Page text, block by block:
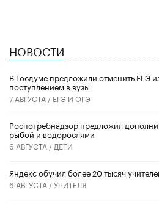
НОВОСТИ
В Госдуме предложили отменить ЕГЭ
поступлением в вузы
7 АВГУСТА / ЕГЭ И ОГЭ
Роспотребнадзор предложил
рыбой и водорослями
6 АВГУСТА / ДЕТИ
​Яндекс обучил более 20 тысяч
6 АВГУСТА /УЧИТЕЛЯ